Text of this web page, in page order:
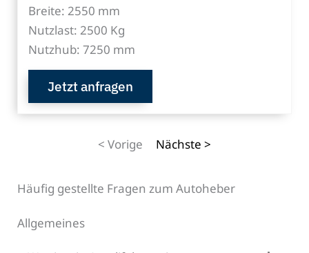
Breite: 2550 mm
Nutzlast: 2500 Kg
Nutzhub: 7250 mm
Jetzt anfragen
< Vorige Nächste >
Häufig gestellte Fragen zum Autoheber
Allgemeines